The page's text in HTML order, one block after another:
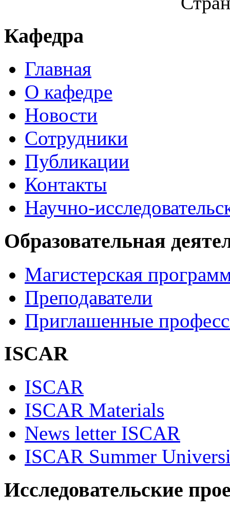
Кафедра
Главная
О кафедре
Новости
Сотрудники
Публикации
Контакты
Научно-
Образовательная
Магистерская
Преподаватели
Приглашенные
ISCAR
ISCAR
ISCAR Materials
News letter ISCAR
ISCAR Summer
Исследовательские